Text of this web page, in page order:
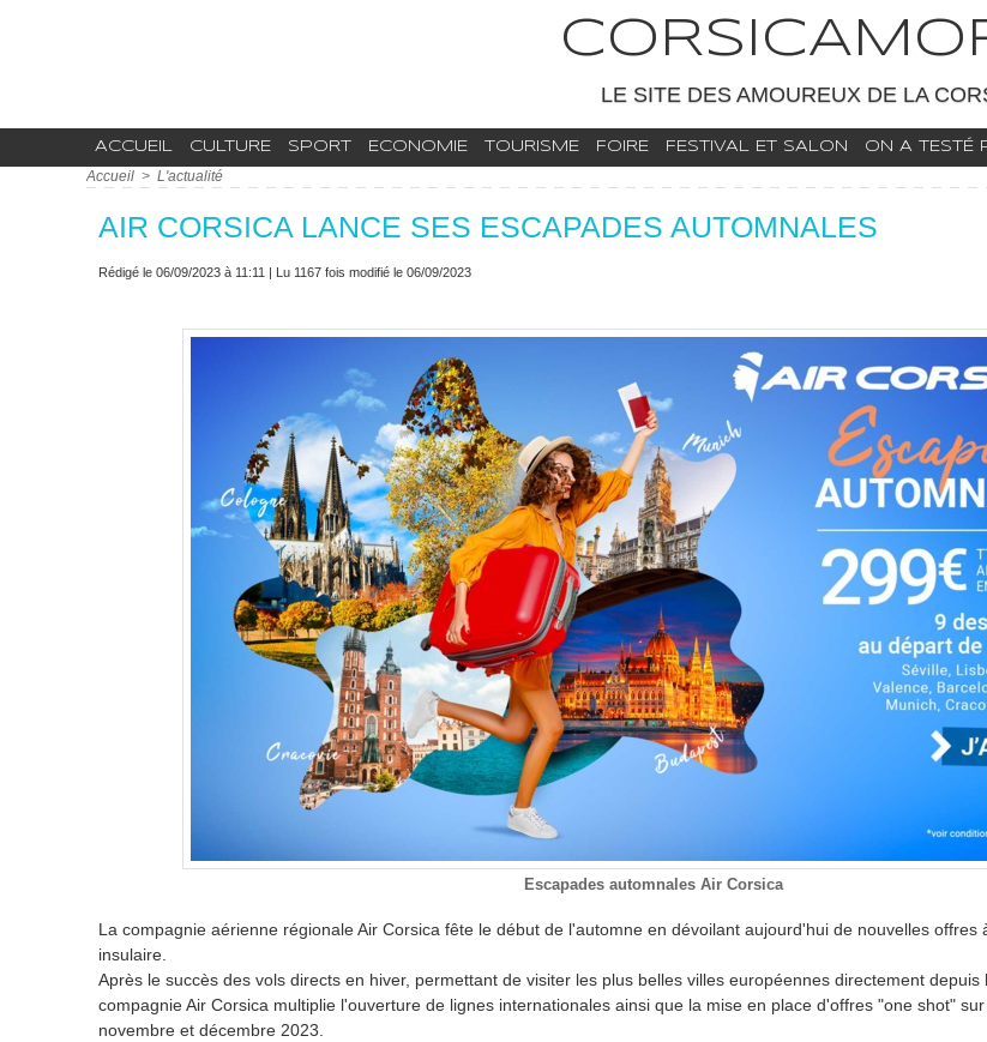
LE SITE DES AMOUREUX DE LA
ACCUEIL CULTURE SPORT ECONOMIE TOURISME FOIRE FESTIVAL ET SALON ON A TESTÉ
Accueil > L'actualité
AIR CORSICA LANCE SES ESCAPADES AUTOMNALES
Rédigé le 06/09/2023 à 11:11 | Lu 1167 fois modifié le 06/09/2023
Escapades automnales Air Corsica
La compagnie aérienne régionale Air Corsica fête le début de l'automne en dévoilant aujourd'hui de nouvelles offres
insulaire.
Après le succès des vols directs en hiver, permettant de visiter les plus belles villes européennes directement depuis
compagnie Air Corsica multiplie l'ouverture de lignes internationales ainsi que la mise en place d'offres "one shot"
novembre et décembre 2023.